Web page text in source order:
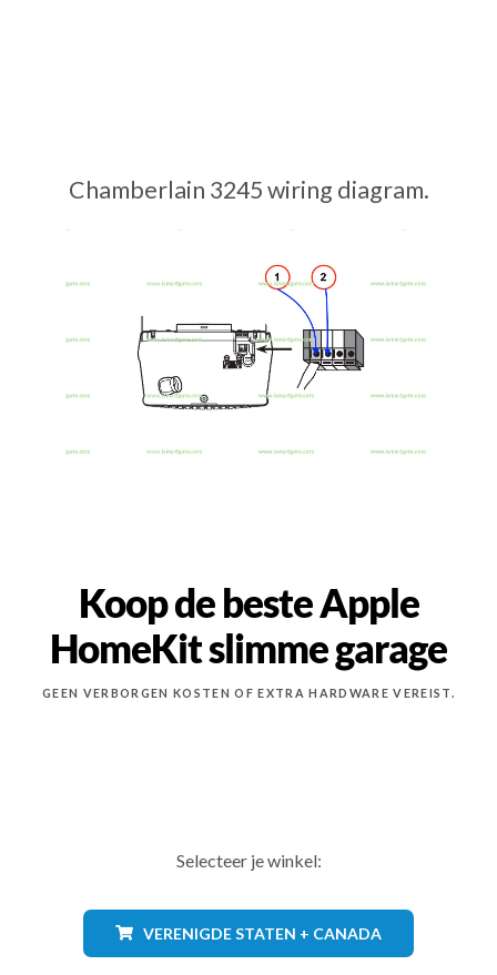
Chamberlain 3245 wiring diagram.
Koop de beste Apple
HomeKit slimme garage
GEEN VERBORGEN KOSTEN OF EXTRA HARDWARE VEREIST.
Selecteer je winkel:
VERENIGDE STATEN + CANADA